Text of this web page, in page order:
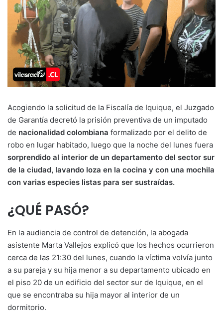
Acogiendo la solicitud de la Fiscalía de Iquique, el Juzgado
de Garantía decretó la prisión preventiva de un imputado
de nacionalidad colombiana formalizado por el delito de
robo en lugar habitado, luego que la noche del lunes fuera
sorprendido al interior de un departamento del sector sur
de la ciudad, lavando loza en la cocina y con una mochila
con varias especies listas para ser sustraídas.
¿QUÉ PASÓ?
En la audiencia de control de detención, la abogada
asistente Marta Vallejos explicó que los hechos ocurrieron
cerca de las 21:30 del lunes, cuando la víctima volvía junto
a su pareja y su hija menor a su departamento ubicado en
el piso 20 de un edificio del sector sur de Iquique, en el
que se encontraba su hija mayor al interior de un
dormitorio.